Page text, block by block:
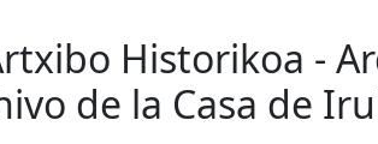
Historikoa -
de la Casa de